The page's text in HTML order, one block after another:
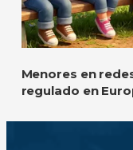
Menores en
regulado en